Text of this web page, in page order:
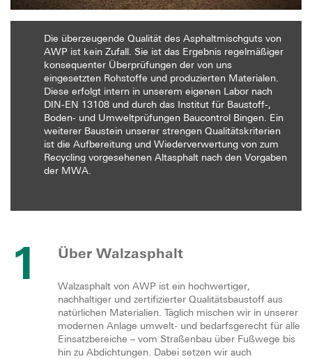
Die überzeugende Qualität des Asphaltmischguts von
AWP ist kein Zufall. Sie ist das Ergebnis regelmäßiger
konsequenter Überprüfungen der von uns
eingesetzten Rohstoffe und produzierten Materialen.
Diese erfolgt intern in unserem eigenen Labor nach
DIN-EN 13108 und durch das Institut für Baustoff-,
Boden- und Umweltprüfungen Baucontrol Bingen. Ein
weiterer Baustein unserer strengen Qualitätskriterien
ist die Aufbereitung und Wiederverwertung von zum
Recycling vorgesehenen Altasphalt nach den Vorgaben
der MWA.
1 Über Walzasphalt
Walzasphalt von AWP ist ein hochwertiger,
nachhaltiger und zertifizierter Qualitätsbaustoff aus
natürlichen Materialien. Täglich mischen wir in unserer
modernen Anlage umwelt- und bedarfsgerecht für alle
Einsatzbereiche – vom Straßenbau über Fußwege bis
hin zu Abdichtungen. Dabei setzen wir auch